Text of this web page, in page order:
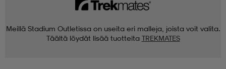
Meillä Stadium Outletissa on useita eri malleja, joista voit valita.
Täältä löydät lisää tuotteita TREKMATES